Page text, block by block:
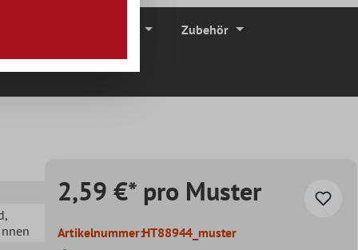
Zubehör
,
2,59 €* pro Muster
Artikelnummer:HT88944_muster